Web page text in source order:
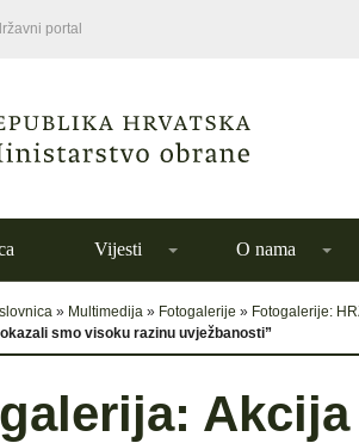
portal
Vijesti O nama
» Multimedija » Fotogalerije » Fotogalerije:
smo visoku razinu uvježbanosti”